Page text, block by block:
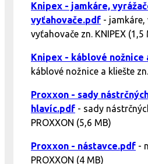
Knipex - jamkáre,
vyťahovače.pdf - jamkáre,
vyťahovače zn. KNIPEX (1,5
Knipex - káblové
káblové nožnice a kliešte
Proxxon - sady
hlavíc.pdf - sady
PROXXON (5,6 MB)
Proxxon - nástavce.pdf -
PROXXON (4 MB)